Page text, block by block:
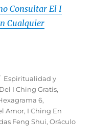
Consultar El I
Cualquier
Categories
Espiritualidad y
I Ching Gratis,
6,
Amor, I Ching En
Feng Shui,Oráculo